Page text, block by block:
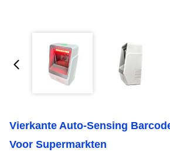
Vierkante Auto-Sensing
Voor Supermarkten